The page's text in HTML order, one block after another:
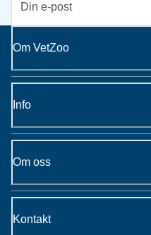
Om VetZoo
Info
Om oss
Kontakt